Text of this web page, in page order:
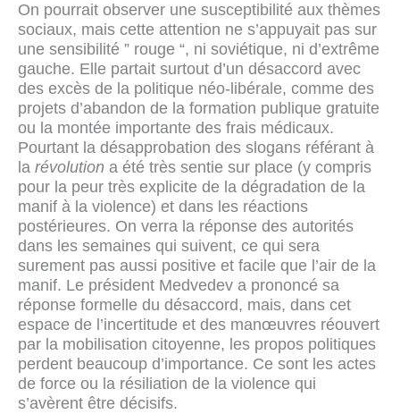
On pourrait observer une susceptibilité aux thèmes
sociaux, mais cette attention ne s’appuyait pas sur
une sensibilité ” rouge “, ni soviétique, ni d’extrême
gauche. Elle partait surtout d’un désaccord avec
des excès de la politique néo-libérale, comme des
projets d’abandon de la formation publique gratuite
ou la montée importante des frais médicaux.
Pourtant la désapprobation des slogans référant à
la révolution a été très sentie sur place (y compris
pour la peur très explicite de la dégradation de la
manif à la violence) et dans les réactions
postérieures. On verra la réponse des autorités
dans les semaines qui suivent, ce qui sera
surement pas aussi positive et facile que l’air de la
manif. Le président Medvedev a prononcé sa
réponse formelle du désaccord, mais, dans cet
espace de l’incertitude et des manœuvres réouvert
par la mobilisation citoyenne, les propos politiques
perdent beaucoup d’importance. Ce sont les actes
de force ou la résiliation de la violence qui
s’avèrent être décisifs.